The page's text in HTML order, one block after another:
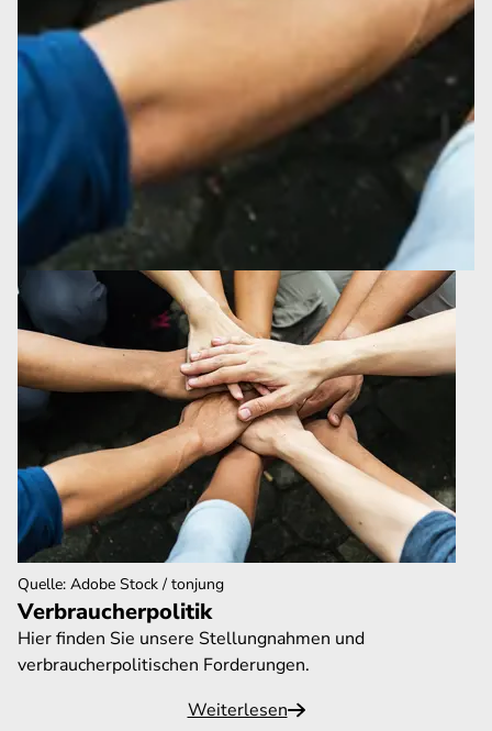
Verbraucherpolitik
Hier finden Sie unsere Stellungnahmen und
verbraucherpolitischen Forderungen.
Weiterlesen
Quelle: Adobe Stock / tonjung